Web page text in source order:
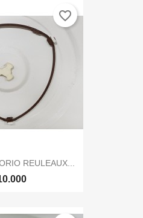
REULEAUX...
favorite_border